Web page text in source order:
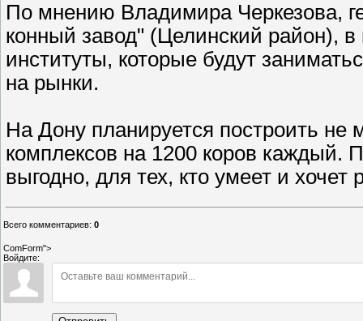
По мнению Владимира Черкезова,
конный завод" (Целинский район),
институты, которые будут
на рынки.
На Дону планируется построить
комплексов на 1200 коров
выгодно, для тех, кто умеет и хочет
Всего комментариев: 0
ComForm">
Войдите: